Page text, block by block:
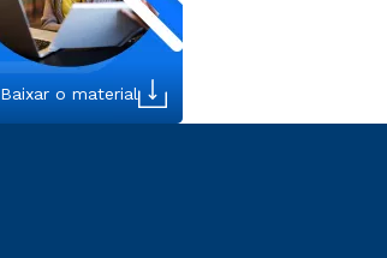
Baixar o material